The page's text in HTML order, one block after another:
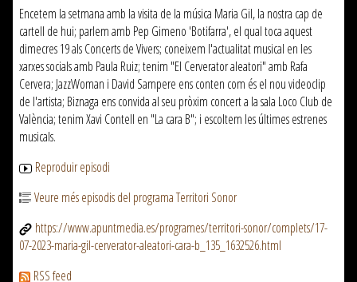
Encetem la setmana amb la visita de la música Maria Gil, la nostra cap de
cartell de hui; parlem amb Pep Gimeno 'Botifarra', el qual toca aquest
dimecres 19 als Concerts de Vivers; coneixem l'actualitat musical en les
xarxes socials amb Paula Ruiz; tenim "El Cerverator aleatori" amb Rafa
Cervera; JazzWoman i David Sampere ens conten com és el nou videoclip
de l'artista; Biznaga ens convida al seu pròxim concert a la sala Loco Club de
València; tenim Xavi Contell en "La cara B"; i escoltem les últimes estrenes
musicals.
Reproduir episodi
Veure més episodis del programa Territori Sonor
https://www.apuntmedia.es/programes/territori-sonor/complets/17-
07-2023-maria-gil-cerverator-aleatori-cara-b_135_1632526.html
RSS feed